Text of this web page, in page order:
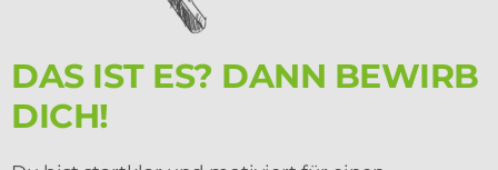
DAS IST ES? DANN BEWIRB
DICH!